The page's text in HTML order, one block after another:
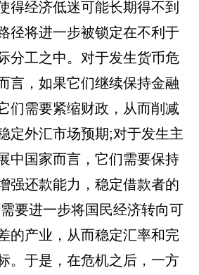
得经济低迷可能长期得不到
径将进一步被锁定在不利于
分工之中。对于发生货币危
言，如果它们继续保持金融
们需要紧缩财政，从而削减
定外汇市场预期;对于发生主
中国家而言，它们需要保持
强还款能力，稳定借款者的
要进一步将国民经济转向可
的产业，从而稳定汇率和完
。于是，在危机之后，一方